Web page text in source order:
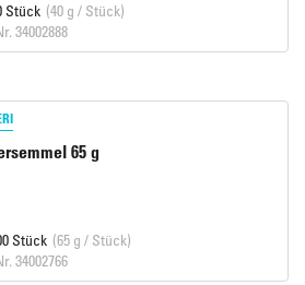
Stück (40 g / Stück)
34002888
65 g
Stück (65 g / Stück)
34002766